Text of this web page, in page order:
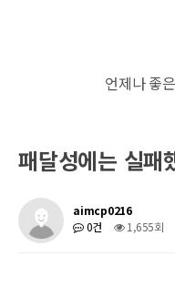
언제나 좋
패달성에는 실패
aimcp0216
0건
1,655회